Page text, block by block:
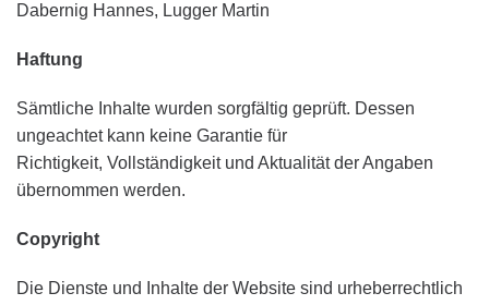
Dabernig Hannes, Lugger Martin
Haftung
Sämtliche Inhalte wurden sorgfältig geprüft. Dessen
ungeachtet kann keine Garantie für
Richtigkeit, Vollständigkeit und Aktualität der Angaben
übernommen werden.
Copyright
Die Dienste und Inhalte der Website sind urheberrechtlich